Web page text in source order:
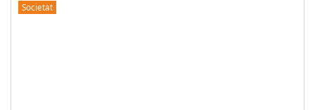
Societat